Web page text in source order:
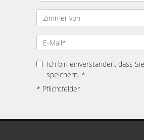
Ich bin einverstanden, dass
speichern. *
* Pflichtfelder